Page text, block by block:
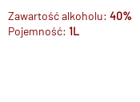
Zawartość alkoholu: 40%
Pojemność: 1L